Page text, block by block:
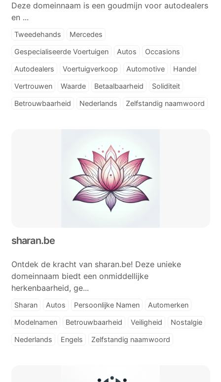
Deze domeinnaam is een goudmijn voor autodealers
en ...
Tweedehands Mercedes
Gespecialiseerde Voertuigen Autos Occasions
Autodealers Voertuigverkoop Automotive Handel
Vertrouwen Waarde Betaalbaarheid Soliditeit
Betrouwbaarheid Nederlands Zelfstandig naamwoord
sharan.be
Ontdek de kracht van sharan.be! Deze unieke
domeinnaam biedt een onmiddellijke
herkenbaarheid, ge...
Sharan Autos Persoonlijke Namen Automerken
Modelnamen Betrouwbaarheid Veiligheid Nostalgie
Nederlands Engels Zelfstandig naamwoord